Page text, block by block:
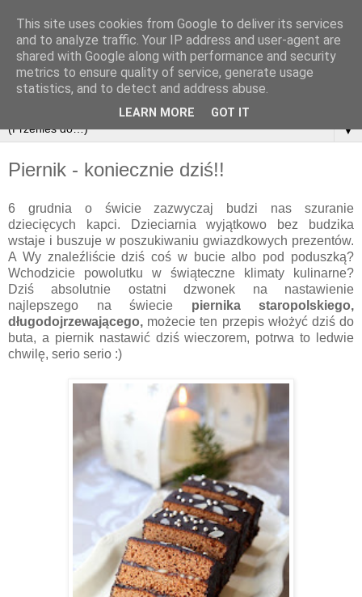
▼
Piernik - koniecznie dziś!!
6 grudnia o świcie zazwyczaj budzi nas szuranie
dziecięcych kapci. Dzieciarnia wyjątkowo bez budzika
wstaje i buszuje w poszukiwaniu gwiazdkowych prezentów.
A Wy znaleźliście dziś coś w bucie albo pod poduszką?
Wchodzicie powolutku w świąteczne klimaty kulinarne?
Dziś absolutnie ostatni dzwonek na nastawienie
najlepszego na świecie piernika staropolskiego,
długodojrzewającego, możecie ten przepis włożyć dziś do
buta, a piernik nastawić dziś wieczorem, potrwa to ledwie
chwilę, serio serio :)
This site uses cookies from Google to deliver its services
and to analyze traffic. Your IP address and user-agent are
shared with Google along with performance and security
metrics to ensure quality of service, generate usage
statistics, and to detect and address abuse.
LEARN MORE GOT IT